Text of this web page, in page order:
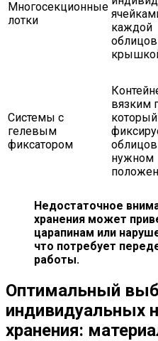
Многосекционные
лотки
каждой
Системы с
гелевым
фиксатором
вязким
нужном
Недостаточное
хранения может
царапинам или
что потребует
работы.
Оптимальный
индивидуальных
хранения: